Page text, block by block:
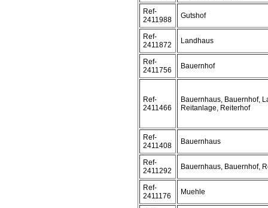
Ref-
2411988
Gutshof
Ref-
2411872
Landhaus
Ref-
2411756
Bauernhof
Ref-
2411466
Bauernhaus, Bauernhof,
Reitanlage, Reiterhof
Ref-
2411408
Bauernhaus
Ref-
2411292
Bauernhaus, Bauernhof,
Ref-
2411176
Muehle